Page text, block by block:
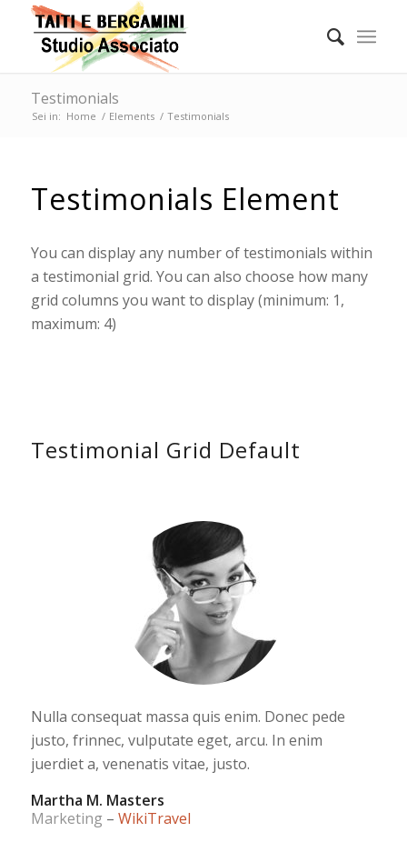
Testimonials
Sei in: Home / Elements / Testimonials
Testimonials Element
You can display any number of testimonials within
a testimonial grid. You can also choose how many
grid columns you want to display (minimum: 1,
maximum: 4)
Testimonial Grid Default
Nulla consequat massa quis enim. Donec pede
justo, frinnec, vulputate eget, arcu. In enim
juerdiet a, venenatis vitae, justo.
Martha M. Masters
Marketing – WikiTravel